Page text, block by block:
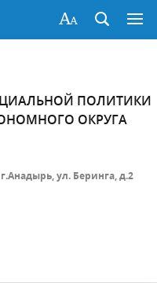
ПОЛИТИКИ
ОКРУГА
ул. Беринга, д.2